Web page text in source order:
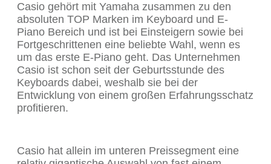
Casio gehört mit Yamaha zusammen zu den
absoluten TOP Marken im Keyboard und E-
Piano Bereich und ist bei Einsteigern sowie bei
Fortgeschrittenen eine beliebte Wahl, wenn es
um das erste E-Piano geht. Das Unternehmen
Casio ist schon seit der Geburtsstunde des
Keyboards dabei, weshalb sie bei der
Entwicklung von einem großen Erfahrungsschatz
profitieren.
Casio hat allein im unteren Preissegment eine